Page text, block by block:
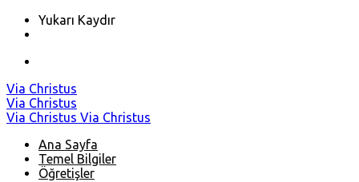
Yukarı Kaydır
Skip
to
content
Via Christus
Via Christus
Via Christus Via Christus
Ana Sayfa
Temel Bilgiler
Öğretişler